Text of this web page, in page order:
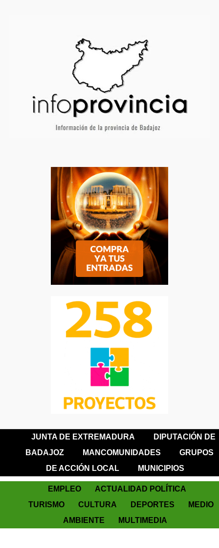
JUNTA DE EXTREMADURA
DIPUTACIÓN DE
BADAJOZ
MANCOMUNIDADES
GRUPOS
DE ACCIÓN LOCAL
MUNICIPIOS
EMPLEO
ACTUALIDAD POLÍTICA
TURISMO
CULTURA DEPORTES
MEDIO
AMBIENTE
MULTIMEDIA